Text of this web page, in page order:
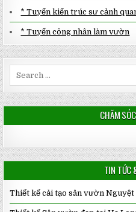
* Tuyển kiến trúc sư cảnh
* Tuyển công nhân làm vườn
CHĂM
TIN TỨC
Thiết kế cải tạo sân vườn